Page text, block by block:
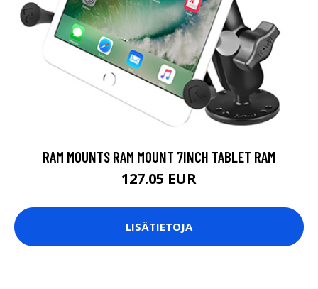
RAM MOUNTS RAM MOUNT 7INCH TABLET RAM
127.05 EUR
LISÄTIETOJA